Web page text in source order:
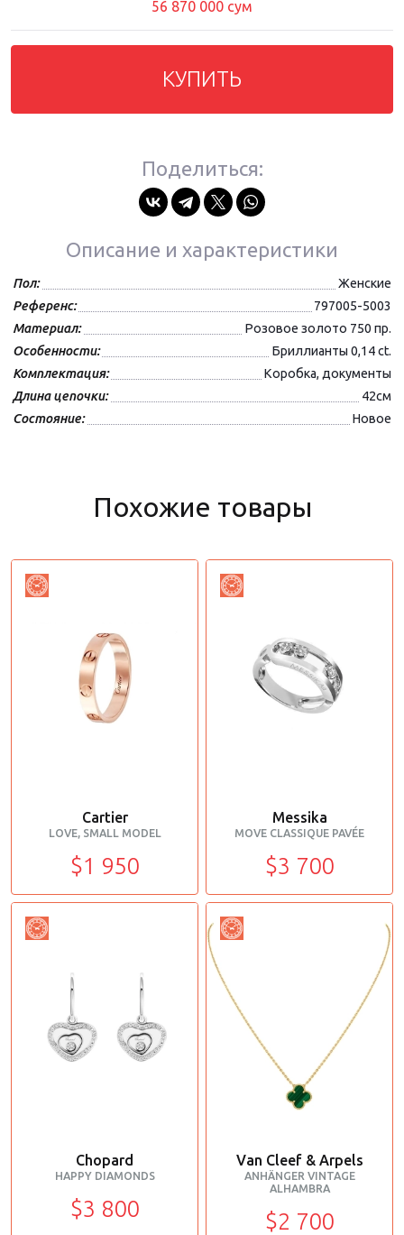
56 870 000 сум
КУПИТЬ
Поделиться:
Описание и характеристики
Пол:
Женские
Референс:
797005-5003
Материал:
Розовое золото 750 пр.
Особенности:
Бриллианты 0,14 ct.
Комплектация:
Коробка, документы
Длина цепочки:
42см
Состояние:
Новое
Похожие товары
Cartier
LOVE, SMALL MODEL
$1 950
Messika
MOVE CLASSIQUE PAVÉE
$3 700
Chopard
HAPPY DIAMONDS
$3 800
Van Cleef & Arpels
ANHÄNGER VINTAGE
ALHAMBRA
$2 700